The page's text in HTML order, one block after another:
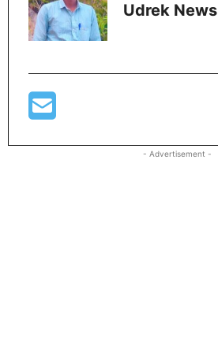
Udrek News
- Advertisement -